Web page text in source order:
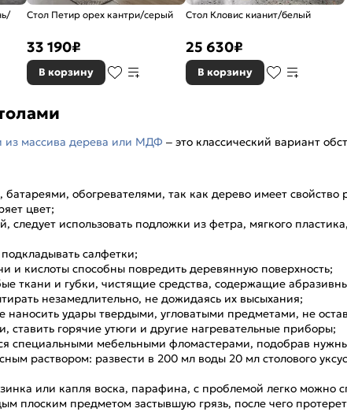
Стол Петир орех кантри/серый
33 190₽
В корзину
Стол Кловис кианит/белый
25 630₽
В корзину
из массива дерева или МДФ – это классический вариант
обогревателями, так как дерево имеет свойство
цвет;
использовать подложки из фетра, мягкого
салфетки;
и кислоты способны повредить деревянную поверхность;
ткани и губки, чистящие средства, содержащие
незамедлительно, не дожидаясь их высыхания;
наносить удары твердыми, угловатыми предметами, не
ставить горячие утюги и другие нагревательные приборы;
специальными мебельными фломастерами, подобрав
раствором: развести в 200 мл воды 20 мл столового
или капля воска, парафина, с проблемой легко
плоским предметом застывшую грязь, после чего